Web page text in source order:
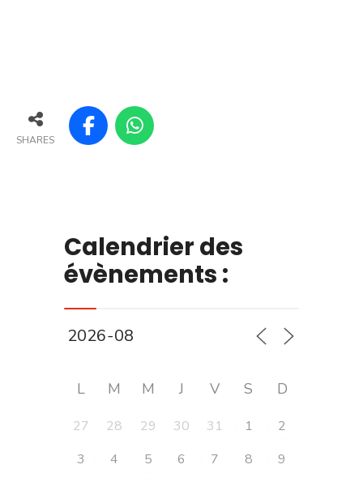
SHARES
Calendrier des
évènements :
L M M J V S D
27 28 29 30 31 1
2
3
4 5 6 7 8
9